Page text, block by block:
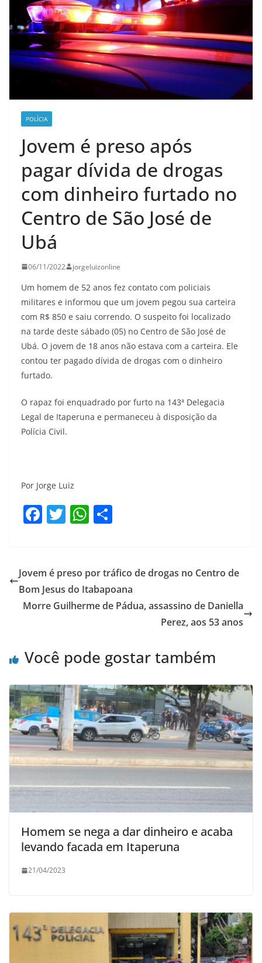
POLÍCIA
Jovem é preso após
pagar dívida de drogas
com dinheiro furtado no
Centro de São José de
Ubá
06/11/2022 jorgeluizonline
Um homem de 52 anos fez contato com policiais
militares e informou que um jovem pegou sua carteira
com R$ 850 e saiu correndo. O suspeito foi localizado
na tarde deste sábado (05) no Centro de São José de
Ubá. O jovem de 18 anos não estava com a carteira. Ele
contou ter pagado dívida de drogas com o dinheiro
furtado.
O rapaz foi enquadrado por furto na 143ª Delegacia
Legal de Itaperuna e permaneceu à disposição da
Polícia Civil.
Por Jorge Luiz
F
e
b
o
T
er
W
s
A
p
e
Jovem é preso por tráfico de drogas no Centro de
Bom Jesus do Itabapoana
Morre Guilherme de Pádua, assassino de Daniella
Perez, aos 53 anos
Você pode gostar também
Homem se nega a dar dinheiro e acaba
levando facada em Itaperuna
21/04/2023